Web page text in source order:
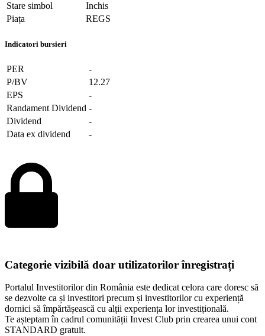
Stare simbol
Inchis
Piața
REGS
Indicatori bursieri
PER
-
P/BV
12.27
EPS
-
Randament Dividend -
Dividend
-
Data ex dividend
-
Categorie vizibilă doar utilizatorilor înregistrați
Portalul Investitorilor din România este dedicat celora care doresc să
se dezvolte ca și investitori precum și investitorilor cu experiență
dornici să împărtășească cu alții experiența lor investițională.
Te așteptam în cadrul comunității Invest Club prin crearea unui cont
STANDARD gratuit.